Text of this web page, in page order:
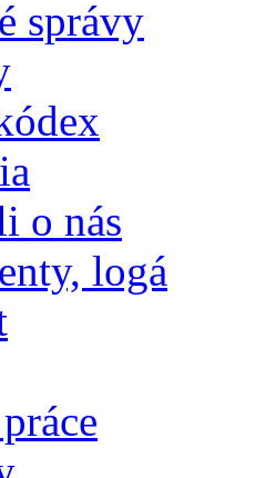
správy
o nás
logá